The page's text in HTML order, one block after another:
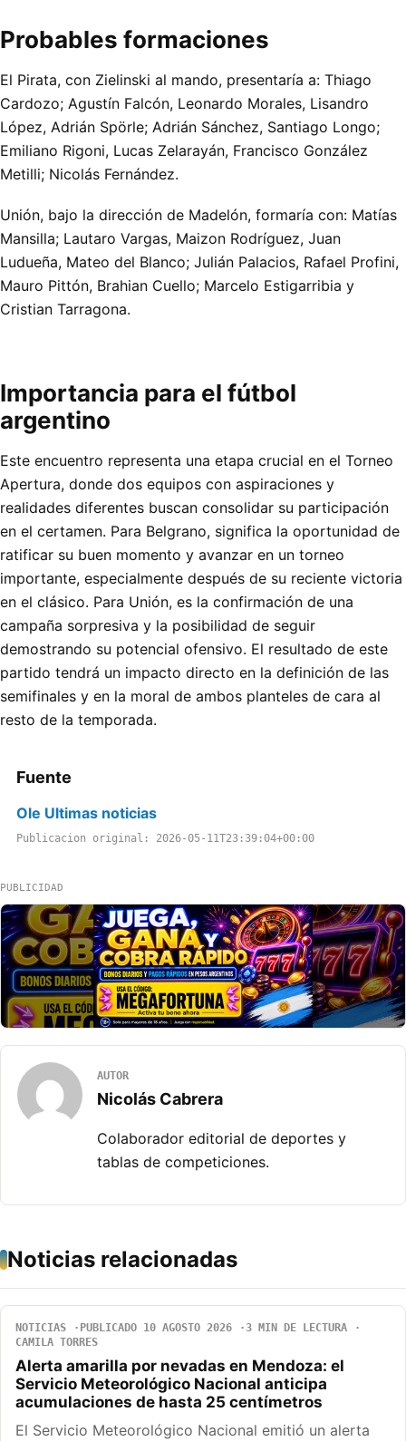
Probables formaciones
El Pirata, con Zielinski al mando, presentaría a: Thiago
Cardozo; Agustín Falcón, Leonardo Morales, Lisandro
López, Adrián Spörle; Adrián Sánchez, Santiago Longo;
Emiliano Rigoni, Lucas Zelarayán, Francisco González
Metilli; Nicolás Fernández.
Unión, bajo la dirección de Madelón, formaría con: Matías
Mansilla; Lautaro Vargas, Maizon Rodríguez, Juan
Ludueña, Mateo del Blanco; Julián Palacios, Rafael Profini,
Mauro Pittón, Brahian Cuello; Marcelo Estigarribia y
Cristian Tarragona.
Importancia para el fútbol
argentino
Este encuentro representa una etapa crucial en el Torneo
Apertura, donde dos equipos con aspiraciones y
realidades diferentes buscan consolidar su participación
en el certamen. Para Belgrano, significa la oportunidad de
ratificar su buen momento y avanzar en un torneo
importante, especialmente después de su reciente victoria
en el clásico. Para Unión, es la confirmación de una
campaña sorpresiva y la posibilidad de seguir
demostrando su potencial ofensivo. El resultado de este
partido tendrá un impacto directo en la definición de las
semifinales y en la moral de ambos planteles de cara al
resto de la temporada.
Fuente
Ole Ultimas noticias
Publicacion original: 2026-05-11T23:39:04+00:00
PUBLICIDAD
AUTOR
Nicolás Cabrera
Colaborador editorial de deportes y
tablas de competiciones.
Noticias relacionadas
NOTICIAS PUBLICADO 10 AGOSTO 2026
3 MIN DE LECTURA
CAMILA TORRES
Alerta amarilla por nevadas en Mendoza: el
Servicio Meteorológico Nacional anticipa
acumulaciones de hasta 25 centímetros
El Servicio Meteorológico Nacional emitió un alerta